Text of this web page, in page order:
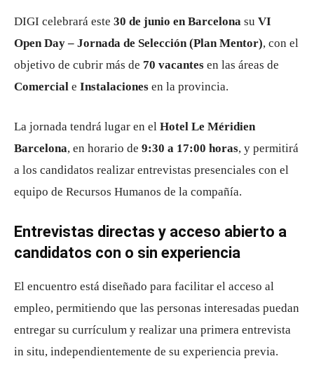
DIGI celebrará este 30 de junio en Barcelona su VI
Open Day – Jornada de Selección (Plan Mentor), con el
objetivo de cubrir más de 70 vacantes en las áreas de
Comercial e Instalaciones en la provincia.
La jornada tendrá lugar en el Hotel Le Méridien
Barcelona, en horario de 9:30 a 17:00 horas, y permitirá
a los candidatos realizar entrevistas presenciales con el
equipo de Recursos Humanos de la compañía.
Entrevistas directas y acceso abierto a
candidatos con o sin experiencia
El encuentro está diseñado para facilitar el acceso al
empleo, permitiendo que las personas interesadas puedan
entregar su currículum y realizar una primera entrevista
in situ, independientemente de su experiencia previa.